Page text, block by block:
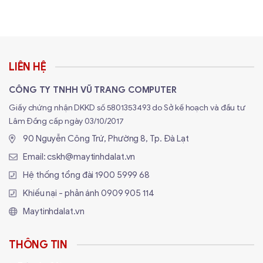
Hỗ trợ CPU cooler chiều cao:
PCIe hỗ trợ dựng card đồ họa dọc với riser (mua
rời)
2. Tản nhiệt
Hỗ trợ radiator lên đến
Tùy chọn quạt: 3x 120mm hoặc 2x 140mm (tùy vị
trí)
Tản khí: Không giới hạn không gian theo chiều dọc
3. Ổ cứng lưu trữ
LIÊN HỆ
CÔNG TY TNHH VŨ TRANG COMPUTER
Giấy chứng nhận DKKD số 5801353493 do Sở kế hoạch và đầu tư
Lâm Đồng cấp ngày 03/10/2017
90 Nguyễn Công Trứ, Phường 8, Tp. Đà Lạt
Email:cskh@maytinhdalat.vn
Hệ thống tổng đài1900 5999 68
Khiếu nại - phản ánh 0909 905 114
Maytinhdalat.vn
THÔNG TIN